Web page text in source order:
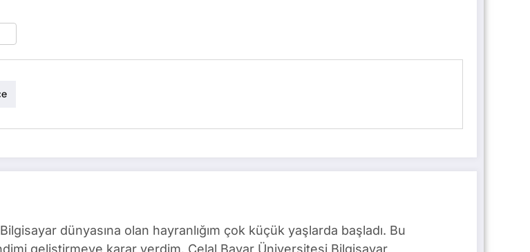
dünyasına olan hayranlığım çok küçük yaşlarda başladı. Bu
geliştirmeye karar verdim. Celal Bayar Üniversitesi Bilgisayar